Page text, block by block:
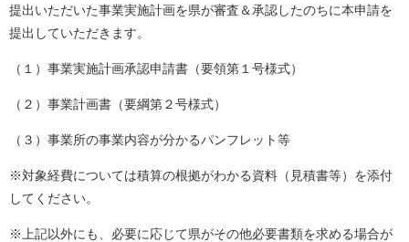
提出いただいた事業実施計画を県が審査＆承認したのちに本申請を
提出していただきます。
（１）事業実施計画承認申請書（要領第１号様式）
（２）事業計画書（要綱第２号様式）
（３）事業所の事業内容が分かるパンフレット等
※対象経費については積算の根拠がわかる資料（見積書等）を添付
してください。
※上記以外にも、必要に応じて県がその他必要書類を求める場合が